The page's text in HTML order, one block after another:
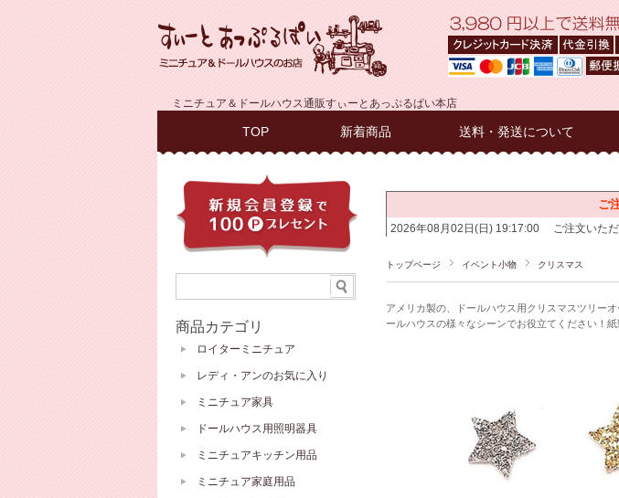
ミニチュア＆ドールハウス通販すぃーとあっぷるぱい本店
TOP 新着商品 送料・発送について
トップページ イベント小物 クリスマス
アメリカ製の、ドールハウス用クリスマスツリー
ールハウスの様々なシーンでお役立てください！
商品カテゴリ
ロイターミニチュア
レディ・アンのお気に入り
ミニチュア家具
ドールハウス用照明器具
ミニチュアキッチン用品
ミニチュア家庭用品